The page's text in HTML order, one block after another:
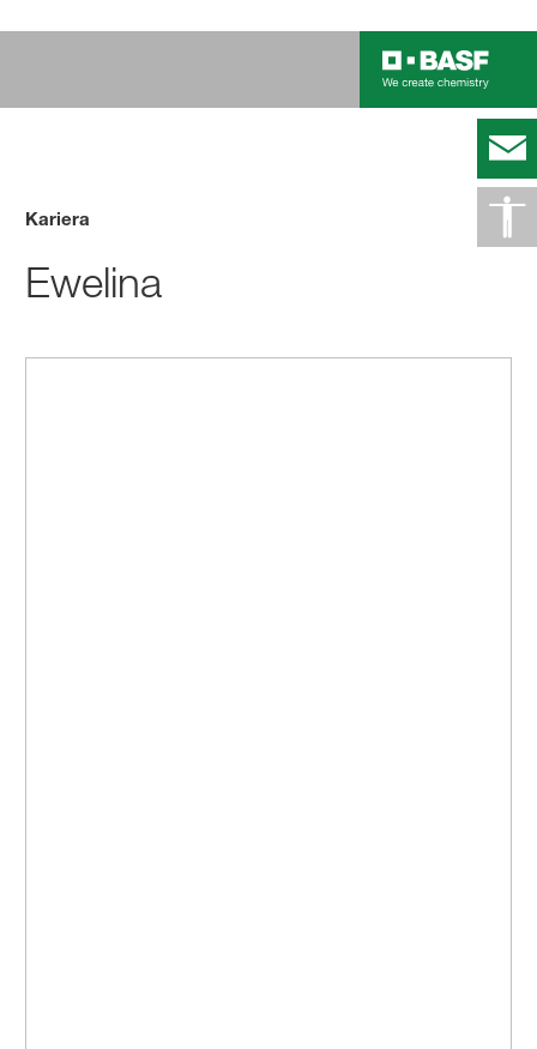
Kariera
Ewelina